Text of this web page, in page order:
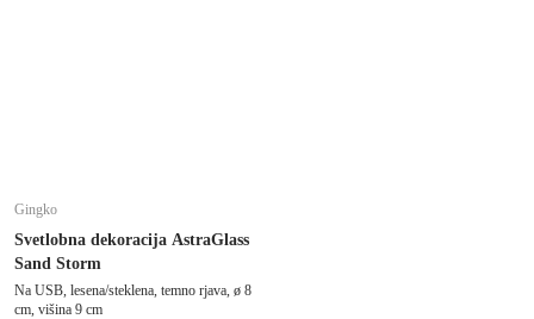
Gingko
Svetlobna dekoracija AstraGlass
Sand Storm
Na USB, lesena/steklena, temno rjava, ø 8
cm, višina 9 cm